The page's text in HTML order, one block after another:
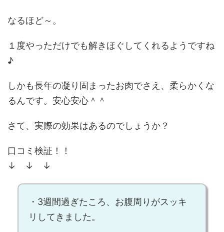
なるほど～。
１度やっただけでも解きほぐしてくれるようですね
♪
しかも長年の凝り固まったお肉でさえ、柔らかくな
るんです。安心安心＾＾
さて、実際の効果はあるのでしょうか？
口コミ検証！！
↓ ↓ ↓
・3週間過ぎたころ、 お腹周りがスッキ
リ してきました。